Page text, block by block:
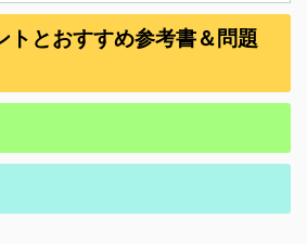
トとおすすめ参考書＆問題